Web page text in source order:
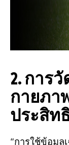
2. การ
กายภา
ประสิท
“การใช้ข้อมูล